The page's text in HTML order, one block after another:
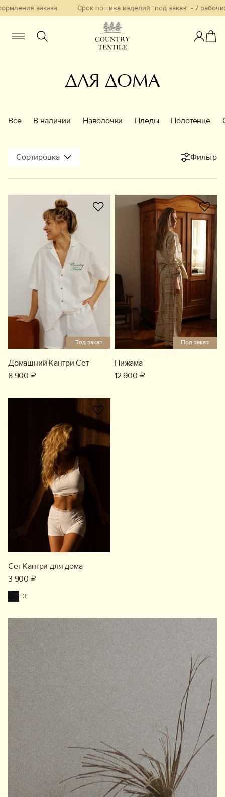
заказа Срок пошива изделий "под заказ" - 7 рабочих дней
Мужчинам Детям
Новинки
В наличии
Бестселлеры
Одежда
Аксессуары
Украшения
Дом
Подарочный сертификат
Информация
ДЛЯ ДОМА
Все В наличии Наволочки Пледы Полотенце
Фильтр
Сортировка
Под заказ
Домашний Кантри Сет
8 900 ₽
Под заказ
Пижама
12 900 ₽
Сет Кантри для дома
3 900 ₽
+3